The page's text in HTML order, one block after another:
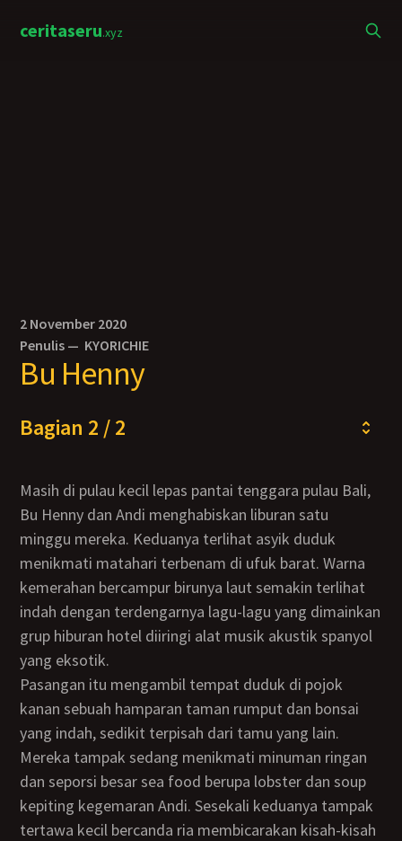
ceritaseru.xyz
2 November 2020
Penulis — KYORICHIE
Bu Henny
Bagian 2 / 2
Masih di pulau kecil lepas pantai tenggara pulau Bali,
Bu Henny dan Andi menghabiskan liburan satu
minggu mereka. Keduanya terlihat asyik duduk
menikmati matahari terbenam di ufuk barat. Warna
kemerahan bercampur birunya laut semakin terlihat
indah dengan terdengarnya lagu-lagu yang dimainkan
grup hiburan hotel diiringi alat musik akustik spanyol
yang eksotik.
Pasangan itu mengambil tempat duduk di pojok
kanan sebuah hamparan taman rumput dan bonsai
yang indah, sedikit terpisah dari tamu yang lain.
Mereka tampak sedang menikmati minuman ringan
dan seporsi besar sea food berupa lobster dan soup
kepiting kegemaran Andi. Sesekali keduanya tampak
tertawa kecil bercanda ria membicarakan kisah-kisah